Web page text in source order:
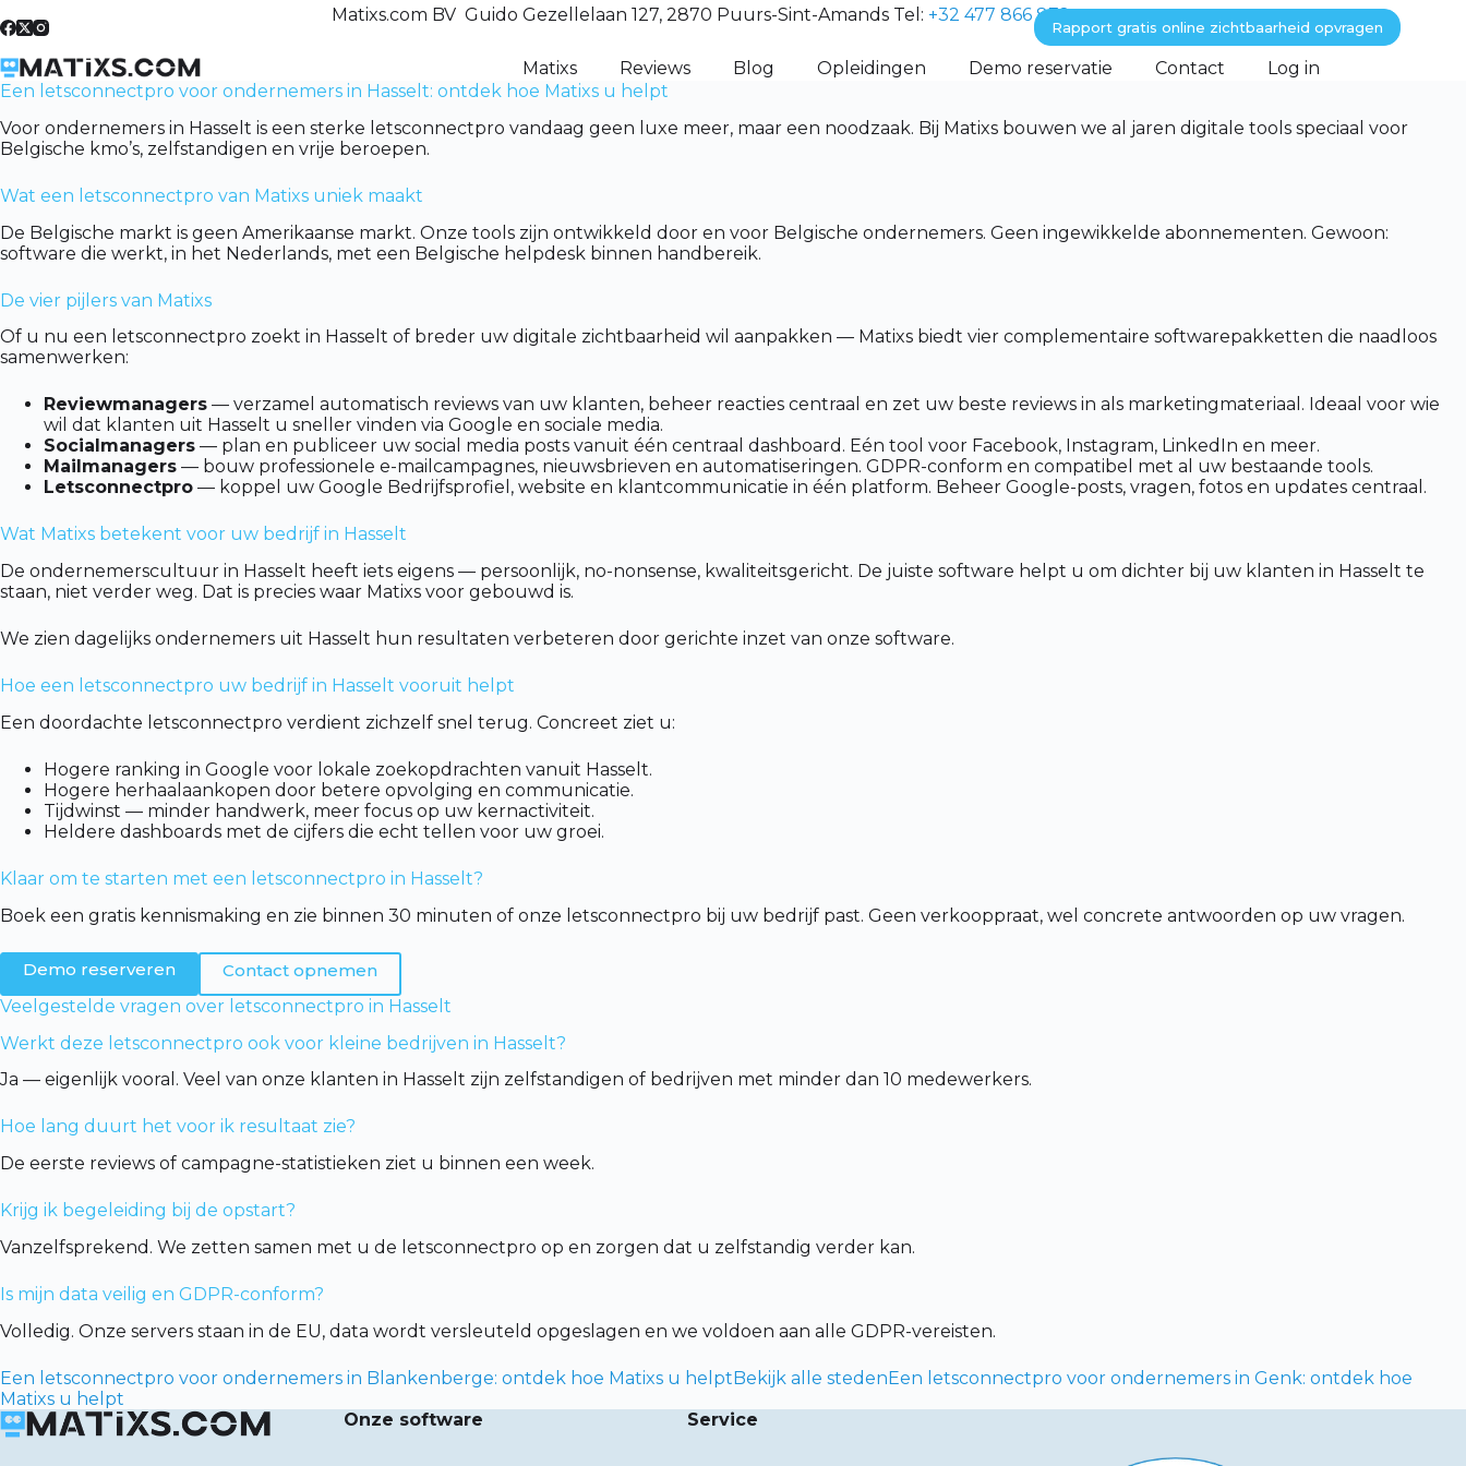
to
Matixs.com BV Guido Gezellelaan 127, 2870 Puurs-Sint-Amands Tel: +32 477 866 872
Rapport gratis online zichtbaarheid opvragen
Matixs Reviews Blog Opleidingen Demo reservatie Contact
Log in
Een letsconnectpro voor ondernemers in Hasselt: ontdek hoe Matixs u helpt
Voor ondernemers in Hasselt is een sterke letsconnectpro vandaag geen luxe meer, maar een noodzaak. Bij Matixs bouwen we al jaren digitale tools speciaal voor
Belgische kmo’s, zelfstandigen en vrije beroepen.
Wat een letsconnectpro van Matixs uniek maakt
De Belgische markt is geen Amerikaanse markt. Onze tools zijn ontwikkeld door en voor Belgische ondernemers. Geen ingewikkelde abonnementen. Gewoon:
software die werkt, in het Nederlands, met een Belgische helpdesk binnen handbereik.
De vier pijlers van Matixs
Of u nu een letsconnectpro zoekt in Hasselt of breder uw digitale zichtbaarheid wil aanpakken — Matixs biedt vier complementaire softwarepakketten die naadloos
samenwerken:
Reviewmanagers — verzamel automatisch reviews van uw klanten, beheer reacties centraal en zet uw beste reviews in als marketingmateriaal. Ideaal voor wie
wil dat klanten uit Hasselt u sneller vinden via Google en sociale media.
Socialmanagers — plan en publiceer uw social media posts vanuit één centraal dashboard. Eén tool voor Facebook, Instagram, LinkedIn en meer.
Mailmanagers — bouw professionele e-mailcampagnes, nieuwsbrieven en automatiseringen. GDPR-conform en compatibel met al uw bestaande tools.
Letsconnectpro — koppel uw Google Bedrijfsprofiel, website en klantcommunicatie in één platform. Beheer Google-posts, vragen, fotos en updates centraal.
Wat Matixs betekent voor uw bedrijf in Hasselt
De ondernemerscultuur in Hasselt heeft iets eigens — persoonlijk, no-nonsense, kwaliteitsgericht. De juiste software helpt u om dichter bij uw klanten in Hasselt te
staan, niet verder weg. Dat is precies waar Matixs voor gebouwd is.
We zien dagelijks ondernemers uit Hasselt hun resultaten verbeteren door gerichte inzet van onze software.
Hoe een letsconnectpro uw bedrijf in Hasselt vooruit helpt
Een doordachte letsconnectpro verdient zichzelf snel terug. Concreet ziet u:
Hogere ranking in Google voor lokale zoekopdrachten vanuit Hasselt.
Hogere herhaalaankopen door betere opvolging en communicatie.
Tijdwinst — minder handwerk, meer focus op uw kernactiviteit.
Heldere dashboards met de cijfers die echt tellen voor uw groei.
Klaar om te starten met een letsconnectpro in Hasselt?
Boek een gratis kennismaking en zie binnen 30 minuten of onze letsconnectpro bij uw bedrijf past. Geen verkooppraat, wel concrete antwoorden op uw vragen.
Demo reserveren
Contact opnemen
Veelgestelde vragen over letsconnectpro in Hasselt
Werkt deze letsconnectpro ook voor kleine bedrijven in Hasselt?
Ja — eigenlijk vooral. Veel van onze klanten in Hasselt zijn zelfstandigen of bedrijven met minder dan 10 medewerkers.
Hoe lang duurt het voor ik resultaat zie?
De eerste reviews of campagne-statistieken ziet u binnen een week.
Krijg ik begeleiding bij de opstart?
Vanzelfsprekend. We zetten samen met u de letsconnectpro op en zorgen dat u zelfstandig verder kan.
Is mijn data veilig en GDPR-conform?
Volledig. Onze servers staan in de EU, data wordt versleuteld opgeslagen en we voldoen aan alle GDPR-vereisten.
Een letsconnectpro voor ondernemers in Blankenberge: ontdek hoe Matixs u helptBekijk alle stedenEen letsconnectpro voor ondernemers in Genk: ontdek hoe
Matixs u helpt
Onze software
Service